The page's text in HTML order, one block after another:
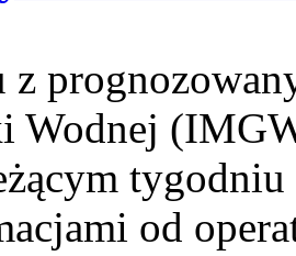
z
Wodnej
tygodniu
od